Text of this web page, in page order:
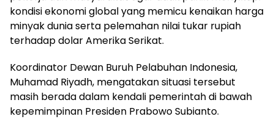
kondisi ekonomi global yang memicu kenaikan harga
minyak dunia serta pelemahan nilai tukar rupiah
terhadap dolar Amerika Serikat.
Koordinator Dewan Buruh Pelabuhan Indonesia,
Muhamad Riyadh, mengatakan situasi tersebut
masih berada dalam kendali pemerintah di bawah
kepemimpinan Presiden Prabowo Subianto.